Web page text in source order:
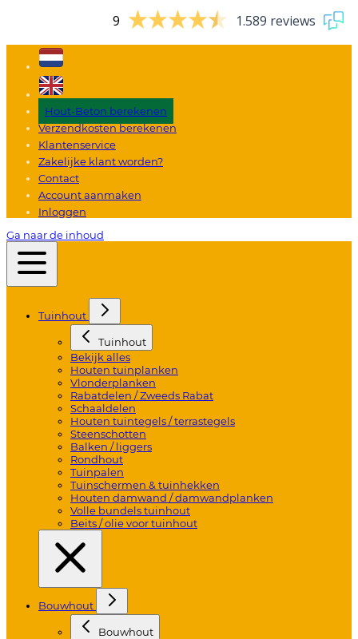
9 1.589 reviews
Hout-Beton berekenen
Verzendkosten berekenen
Klantenservice
Zakelijke klant worden?
Contact
Account aanmaken
Inloggen
Ga naar de inhoud
Tuinhout
Tuinhout
Bekijk alles
Houten tuinplanken
Vlonderplanken
Rabatdelen / Zweeds Rabat
Schaaldelen
Houten tuintegels / terrastegels
Steenschotten
Balken / liggers
Rondhout
Tuinpalen
Tuinschermen & tuinhekken
Houten damwand / damwandplanken
Volle bundels tuinhout
Beits / olie voor tuinhout
Bouwhout
Bouwhout